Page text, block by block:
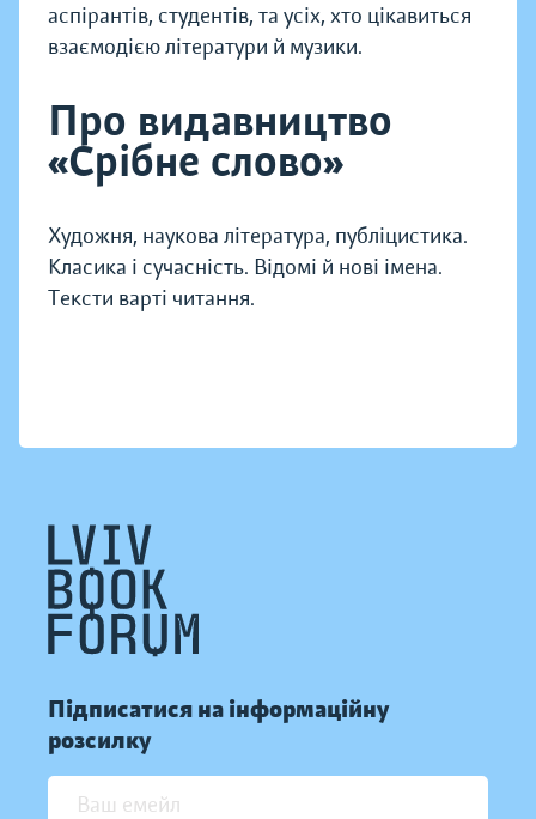
аспірантів, студентів, та усіх, хто цікавиться
взаємодією літератури й музики.
Про видавництво
«Срібне слово»
Художня, наукова література, публіцистика.
Класика і сучасність. Відомі й нові імена.
Тексти варті читання.
Підписатися на інформаційну
розсилку